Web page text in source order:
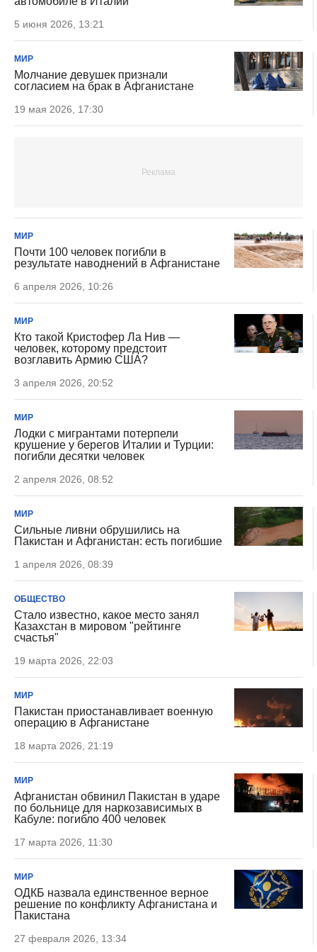
5 июня 2026, 13:21
МИР
Молчание девушек признали
согласием на брак в Афганистане
19 мая 2026, 17:30
МИР
Почти 100 человек погибли в
результате наводнений в Афганистане
6 апреля 2026, 10:26
МИР
Кто такой Кристофер Ла Нив —
человек, которому предстоит
возглавить Армию США?
3 апреля 2026, 20:52
МИР
Лодки с мигрантами потерпели
крушение у берегов Италии и Турции:
погибли десятки человек
2 апреля 2026, 08:52
МИР
Сильные ливни обрушились на
Пакистан и Афганистан: есть погибшие
1 апреля 2026, 08:39
ОБЩЕСТВО
Стало известно, какое место занял
Казахстан в мировом "рейтинге
счастья"
19 марта 2026, 22:03
МИР
Пакистан приостанавливает военную
операцию в Афганистане
18 марта 2026, 21:19
МИР
Афганистан обвинил Пакистан в ударе
по больнице для наркозависимых в
Кабуле: погибло 400 человек
17 марта 2026, 11:30
МИР
ОДКБ назвала единственное верное
решение по конфликту Афганистана и
Пакистана
27 февраля 2026, 13:34